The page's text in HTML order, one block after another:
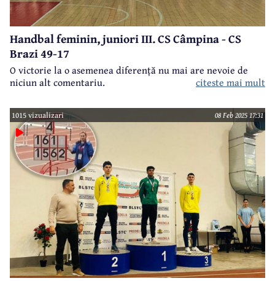
Handbal feminin, juniori III. CS Câmpina - CS
Brazi 49-17
O victorie la o asemenea diferență nu mai are nevoie de
niciun alt comentariu.
citeste mai mult
1015 vizualizari 08 Feb 2025 17:31